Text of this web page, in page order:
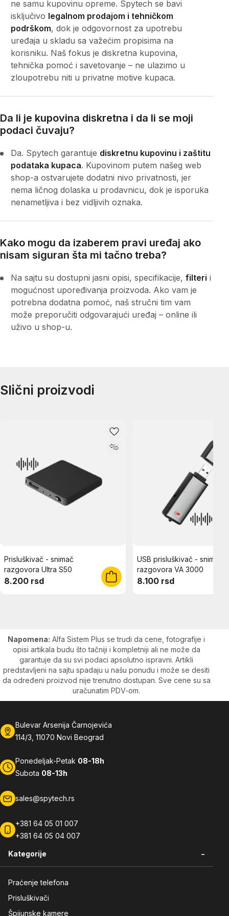
ne samu kupovinu opreme. Spytech se bavi
isključivo legalnom prodajom i tehničkom
podrškom, dok je odgovornost za upotrebu
uređaja u skladu sa važećim propisima na
korisniku. Naš fokus je diskretna kupovina,
tehnička pomoć i savetovanje – ne ulazimo u
zloupotrebu niti u privatne motive kupaca.
Da li je kupovina diskretna i da li se moji
podaci čuvaju?
Da. Spytech garantuje diskretnu kupovinu i zaštitu
podataka kupaca. Kupovinom putem našeg web
shop-a ostvarujete dodatni nivo privatnosti, jer
nema ličnog dolaska u prodavnicu, dok je isporuka
nenametljiva i bez vidljivih oznaka.
Kako mogu da izaberem pravi uređaj ako
nisam siguran šta mi tačno treba?
Na sajtu su dostupni jasni opisi, specifikacije, filteri i
mogućnost upoređivanja proizvoda. Ako vam je
potrebna dodatna pomoć, naš stručni tim vam
može preporučiti odgovarajući uređaj – online ili
uživo u shop-u.
Slični proizvodi
Prisluškivač - snimač
razgovora Ultra S50
8.200 rsd
USB prisluškivač - snimač
razgovora VA 3000
8.100 rsd
Napomena: Alfa Sistem Plus se trudi da cene, fotografije i
opisi artikala budu što tačniji i kompletniji ali ne može da
garantuje da su svi podaci apsolutno ispravni. Artikli
predstavljeni na sajtu spadaju u našu ponudu i može se desiti
da određeni proizvod nije trenutno dostupan. Sve cene su sa
uračunatim PDV-om.
Bulevar Arsenija Čarnojevića
114/3, 11070 Novi Beograd
Ponedeljak-Petak 08-18h
Subota 08-13h
sales@spytech.rs
+381 64 05 01 007
+381 64 05 04 007
Kategorije -
Praćenje telefona
Prisluškivači
Špijunske kamere